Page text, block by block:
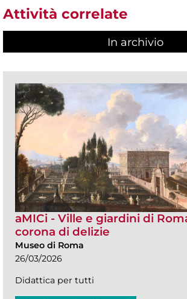
Attività correlate
In archivio
aMICi - Ville e giardini di
corona di delizie
Museo di Roma
26/03/2026
Didattica per tutti